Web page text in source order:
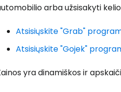
arba užsisakyti
Atsisiųskite "Grab"
Atsisiųskite "Gojek"
yra dinamiškos ir